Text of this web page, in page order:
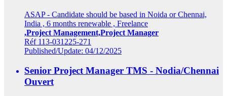
ASAP - Candidate should be based in Noida or Chennai,
India , 6 months renewable , Freelance
,Project Management,Project Manager
Réf 113-031225-271
Published/Update: 04/12/2025
Senior Project Manager TMS - Nodia/Chennai
Ouvert